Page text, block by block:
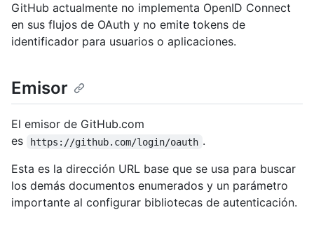
GitHub actualmente no implementa OpenID Connect
en sus flujos de OAuth y no emite tokens de
identificador para usuarios o aplicaciones.
Emisor
El emisor de GitHub.com
es
https://github.com/login/oauth .
Esta es la dirección URL base que se usa para buscar
los demás documentos enumerados y un parámetro
importante al configurar bibliotecas de autenticación.